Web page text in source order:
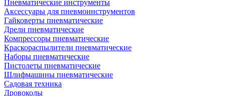
Пневматические инструменты
Аксессуары для пневмоинструментов
Гайковерты пневматические
Дрели пневматические
Компрессоры пневматические
Краскораспылители пневматические
Наборы пневматические
Пистолеты пневматические
Шлифмашины пневматические
Садовая техника
Дровоколы